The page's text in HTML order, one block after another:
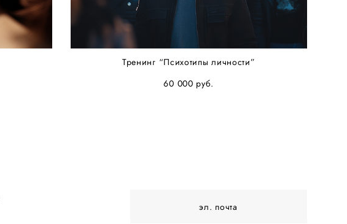
Тренинг “Психотипы личности”
60 000 pуб.